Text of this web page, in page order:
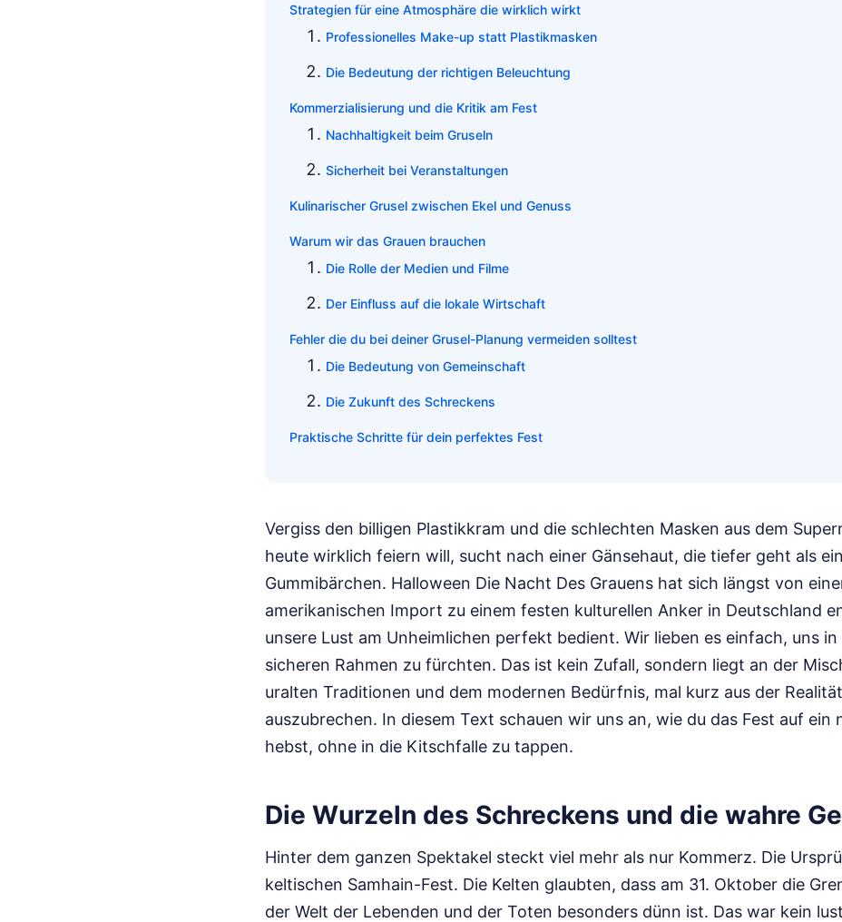
Strategien für eine Atmosphäre die wirklich wirkt
Professionelles Make-up statt Plastikmasken
Die Bedeutung der richtigen Beleuchtung
Kommerzialisierung und die Kritik am Fest
Nachhaltigkeit beim Gruseln
Sicherheit bei Veranstaltungen
Kulinarischer Grusel zwischen Ekel und Genuss
Warum wir das Grauen brauchen
Die Rolle der Medien und Filme
Der Einfluss auf die lokale Wirtschaft
Fehler die du bei deiner Grusel-Planung vermeiden solltest
Die Bedeutung von Gemeinschaft
Die Zukunft des Schreckens
Praktische Schritte für dein perfektes Fest
Vergiss den billigen Plastikkram und die schlechten Masken aus dem
heute wirklich feiern will, sucht nach einer Gänsehaut, die tiefer geht als
Gummibärchen. Halloween Die Nacht Des Grauens hat sich längst von
amerikanischen Import zu einem festen kulturellen Anker in Deutschland
unsere Lust am Unheimlichen perfekt bedient. Wir lieben es einfach, uns in
sicheren Rahmen zu fürchten. Das ist kein Zufall, sondern liegt an der
uralten Traditionen und dem modernen Bedürfnis, mal kurz aus der Realität
auszubrechen. In diesem Text schauen wir uns an, wie du das Fest auf ein
hebst, ohne in die Kitschfalle zu tappen.
Die Wurzeln des Schreckens und die wahre
Hinter dem ganzen Spektakel steckt viel mehr als nur Kommerz. Die
keltischen Samhain-Fest. Die Kelten glaubten, dass am 31. Oktober die
der Welt der Lebenden und der Toten besonders dünn ist. Das war kein